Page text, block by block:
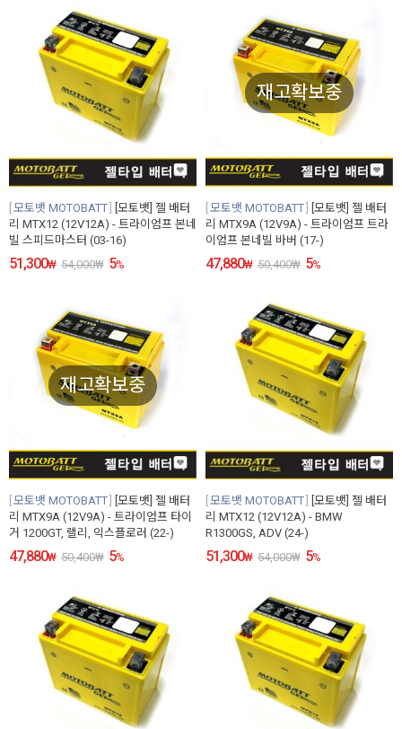
모토뱃 MOTOBATT
[모토뱃] 젤 배터
리 MTX12 (12V12A) - 트라이엄프 본네
빌 스피드마스터 (03-16)
51,300₩ 54,000₩ 5%
재고확보중
모토뱃 MOTOBATT
[모토뱃] 젤 배터
리 MTX9A (12V9A) - 트라이엄프 트라
이엄프 본네빌 바버 (17-)
47,880₩ 50,400₩ 5%
재고확보중
모토뱃 MOTOBATT
[모토뱃] 젤 배터
리 MTX9A (12V9A) - 트라이엄프 타이
거 1200GT, 랠리, 익스플로러 (22-)
47,880₩ 50,400₩ 5%
모토뱃 MOTOBATT
[모토뱃] 젤 배터
리 MTX12 (12V12A) - BMW
R1300GS, ADV (24-)
51,300₩ 54,000₩ 5%